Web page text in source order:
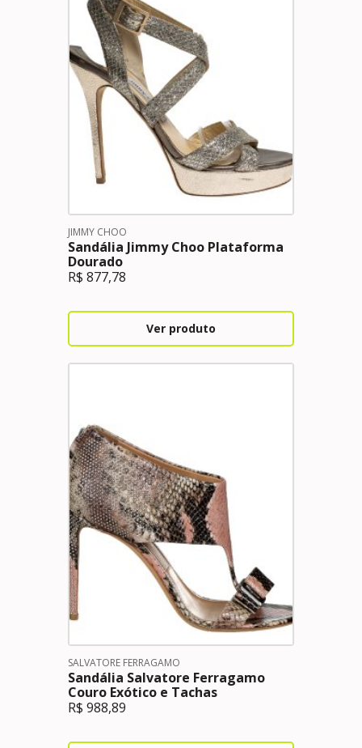
JIMMY CHOO
Sandália Jimmy Choo Plataforma
Dourado
R$ 877,78
Ver produto
SALVATORE FERRAGAMO
Sandália Salvatore Ferragamo
Couro Exótico e Tachas
R$ 988,89